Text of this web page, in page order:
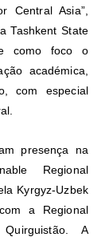
Central Asia”,
Tashkent State
como foco o
académica,
com especial
presença na
Regional
Kyrgyz-Uzbek
a Regional
A